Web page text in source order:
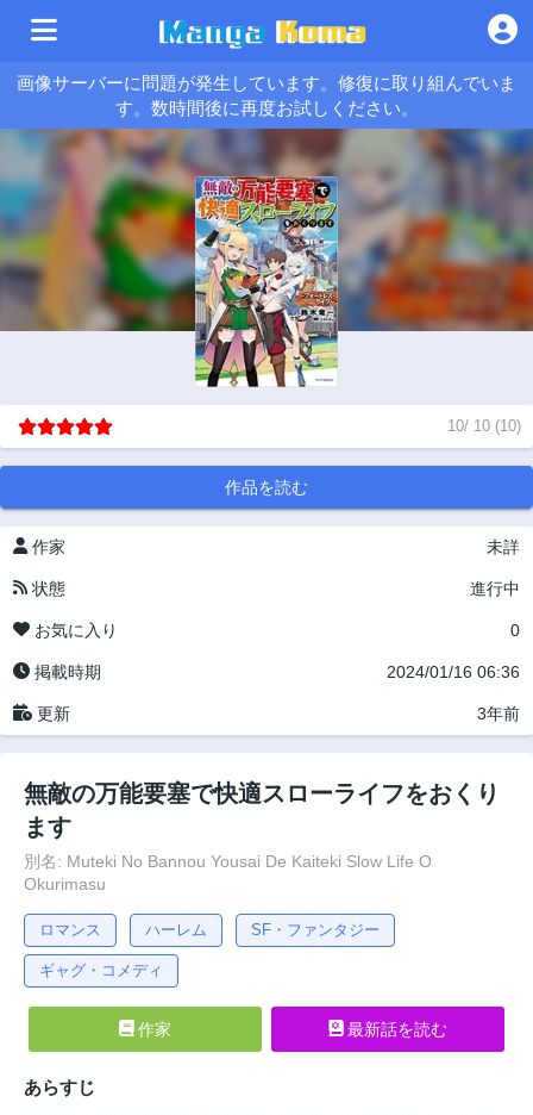
画像サーバーに問題が発生しています。修復に取り組んでいま
す。数時間後に再度お試しください。
10/ 10 (10)
作品を読む
作家 未詳
状態 進行中
お気に入り 0
掲載時期 2024/01/16 06:36
更新 3年前
無敵の万能要塞で快適スローライフをおくり
ます
別名: Muteki No Bannou Yousai De Kaiteki Slow Life O
Okurimasu
ロマンス ハーレム SF・ファンタジー
ギャグ・コメディ
作家 最新話を読む
あらすじ